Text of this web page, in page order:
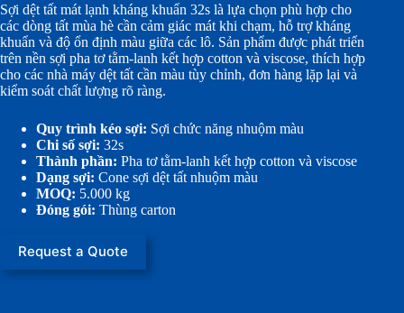
Sợi dệt tất mát lạnh kháng khuẩn 32s là lựa chọn phù hợp cho
các dòng tất mùa hè cần cảm giác mát khi chạm, hỗ trợ kháng
khuẩn và độ ổn định màu giữa các lô. Sản phẩm được phát triển
trên nền sợi pha tơ tằm-lanh kết hợp cotton và viscose, thích hợp
cho các nhà máy dệt tất cần màu tùy chỉnh, đơn hàng lặp lại và
kiểm soát chất lượng rõ ràng.
Quy trình kéo sợi: Sợi chức năng nhuộm màu
Chi số sợi: 32s
Thành phần: Pha tơ tằm-lanh kết hợp cotton và viscose
Dạng sợi: Cone sợi dệt tất nhuộm màu
MOQ: 5.000 kg
Đóng gói: Thùng carton
Request a Quote